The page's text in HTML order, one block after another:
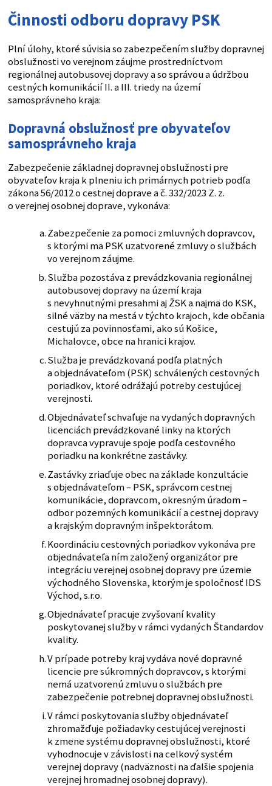
Činnosti odboru dopravy PSK
Plní úlohy, ktoré súvisia so zabezpečením služby dopravnej
obslužnosti vo verejnom záujme prostredníctvom
regionálnej autobusovej dopravy a so správou a údržbou
cestných komunikácií II. a III. triedy na území
samosprávneho kraja:
Dopravná obslužnosť pre obyvateľov
samosprávneho kraja
Zabezpečenie základnej dopravnej obslužnosti pre
obyvateľov kraja k plneniu ich primárnych potrieb podľa
zákona 56/2012 o cestnej doprave a č. 332/2023 Z. z.
o verejnej osobnej doprave, vykonáva:
Zabezpečenie za pomoci zmluvných dopravcov,
s ktorými ma PSK uzatvorené zmluvy o službách
vo verejnom záujme.
Služba pozostáva z prevádzkovania regionálnej
autobusovej dopravy na území kraja
s nevyhnutnými presahmi aj ŽSK a najmä do KSK,
silné väzby na mestá v týchto krajoch, kde občania
cestujú za povinnosťami, ako sú Košice,
Michalovce, obce na hranici krajov.
Služba je prevádzkovaná podľa platných
a objednávateľom (PSK) schválených cestovných
poriadkov, ktoré odrážajú potreby cestujúcej
verejnosti.
Objednávateľ schvaľuje na vydaných dopravných
licenciách prevádzkované linky na ktorých
dopravca vypravuje spoje podľa cestovného
poriadku na konkrétne zastávky.
Zastávky zriaďuje obec na základe konzultácie
s objednávateľom – PSK, správcom cestnej
komunikácie, dopravcom, okresným úradom –
odbor pozemných komunikácií a cestnej dopravy
a krajským dopravným inšpektorátom.
Koordináciu cestovných poriadkov vykonáva pre
objednávateľa ním založený organizátor pre
integráciu verejnej osobnej dopravy pre územie
východného Slovenska, ktorým je spoločnosť IDS
Východ, s.r.o.
Objednávateľ pracuje zvyšovaní kvality
poskytovanej služby v rámci vydaných Štandardov
kvality.
V prípade potreby kraj vydáva nové dopravné
licencie pre súkromných dopravcov, s ktorými
nemá uzatvorenú zmluvu o službách pre
zabezpečenie potrebnej dopravnej obslužnosti.
V rámci poskytovania služby objednávateľ
zhromažďuje požiadavky cestujúcej verejnosti
k zmene systému dopravnej obslužnosti, ktoré
vyhodnocuje v závislosti na celkový systém
verejnej dopravy (nadväznosti na ďalšie spojenia
verejnej hromadnej osobnej dopravy).